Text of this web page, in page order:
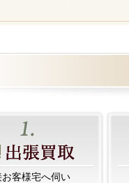
お客様宅へ伺い